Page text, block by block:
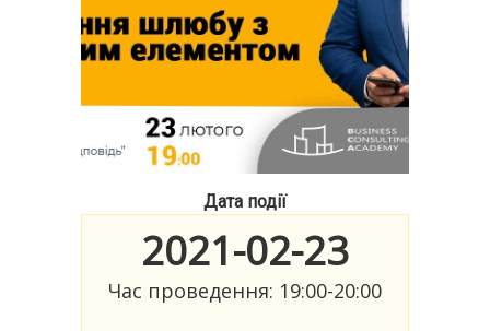
Дата події
2021-02-23
Час проведення: 19:00-20:00